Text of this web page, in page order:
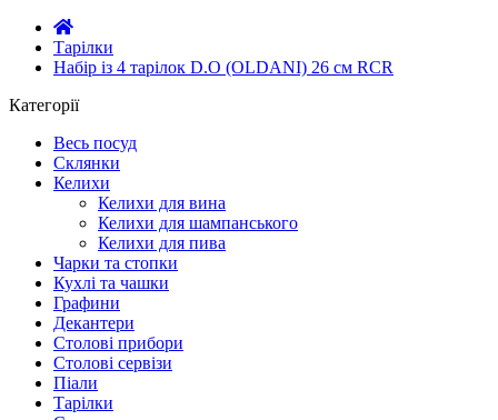
Тарілки
Набір із 4 тарілок D.O (OLDANI) 26 см RCR
Категорії
Весь посуд
Склянки
Келихи
Келихи для вина
Келихи для шампанського
Келихи для пива
Чарки та стопки
Кухлі та чашки
Графини
Декантери
Столові прибори
Столові сервізи
Піали
Тарілки